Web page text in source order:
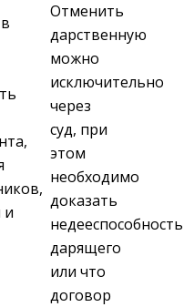
и
Отменить
дарственную
можно
исключительно
через
суд, при
этом
необходимо
доказать
недееспособность
дарящего
или что
договор